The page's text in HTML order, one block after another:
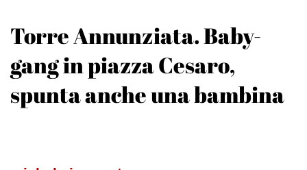
Torre Annunziata. Baby-
gang in piazza Cesaro,
spunta anche una bambina